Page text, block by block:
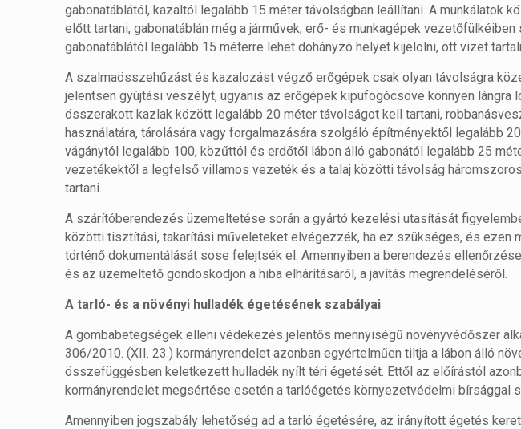
gabonatáblától, kazaltól legalább 15 méter távolságban leállítani. A munkálatok
előtt tartani, gabonatáblán még a járművek, erő- és munkagépek
gabonatáblától legalább 15 méterre lehet dohányzó helyet kijelölni, ott vizet
A szalmaösszehűzást és kazalozást végző erőgépek csak olyan távolságra
jelentsen gyújtási veszélyt, ugyanis az erőgépek kipufogócsöve könnyen lángra
összerakott kazlak között legalább 20 méter távolságot kell tartani,
használatára, tárolására vagy forgalmazására szolgáló építményektől legalább
vágánytól legalább 100, közűttól és erdőtől lábon álló gabonától legalább 25
vezetékektől a legfelső villamos vezeték és a talaj közötti távolság
tartani.
A szárítóberendezés üzemeltetése során a gyártó kezelési utasítását
közötti tisztítási, takarítási műveleteket elvégezzék, ha ez szükséges, és ezen
történő dokumentálását sose felejtsék el. Amennyiben a berendezés
és az üzemeltető gondoskodjon a hiba elhárításáról, a javítás megrendeléséről.
A tarló- és a növényi hulladék égetésének szabályai
A gombabetegségek elleni védekezés jelentős mennyiségű növényvédőszer
306/2010. (XII. 23.) kormányrendelet azonban egyértelműen tiltja a lábon álló
összefüggésben keletkezett hulladék nyílt téri égetését. Ettől az előírástól
kormányrendelet megsértése esetén a tarlóégetés környezetvédelmi bírsággal
Amennyiben jogszabály lehetőség ad a tarló égetésére, az irányított égetés